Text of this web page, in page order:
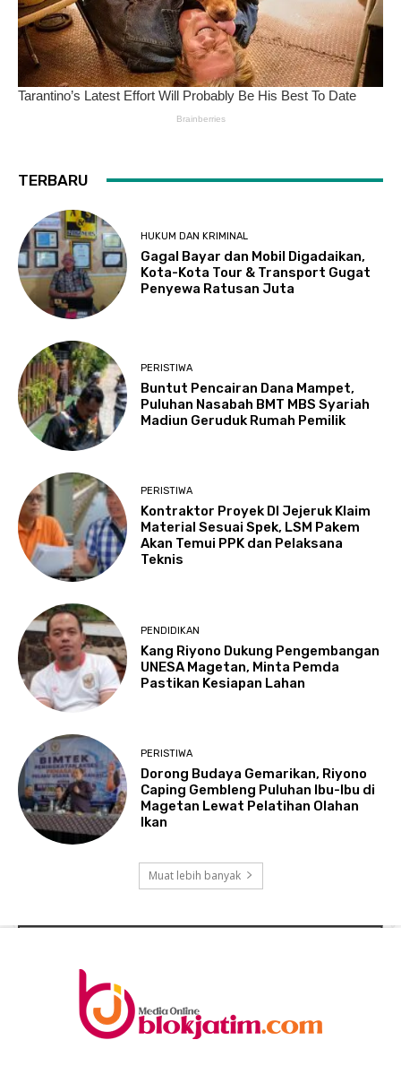
TERBARU
HUKUM DAN KRIMINAL
Gagal Bayar dan Mobil Digadaikan,
Kota-Kota Tour & Transport Gugat
Penyewa Ratusan Juta
PERISTIWA
Buntut Pencairan Dana Mampet,
Puluhan Nasabah BMT MBS Syariah
Madiun Geruduk Rumah Pemilik
PERISTIWA
Kontraktor Proyek DI Jejeruk Klaim
Material Sesuai Spek, LSM Pakem
Akan Temui PPK dan Pelaksana
Teknis
PENDIDIKAN
Kang Riyono Dukung Pengembangan
UNESA Magetan, Minta Pemda
Pastikan Kesiapan Lahan
PERISTIWA
Dorong Budaya Gemarikan, Riyono
Caping Gembleng Puluhan Ibu-Ibu di
Magetan Lewat Pelatihan Olahan
Ikan
Muat lebih banyak